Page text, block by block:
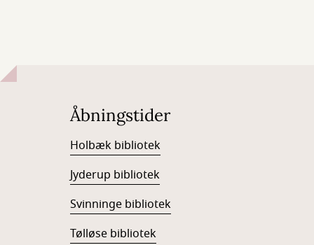
Åbningstider
Holbæk bibliotek
Jyderup bibliotek
Svinninge bibliotek
Tølløse bibliotek